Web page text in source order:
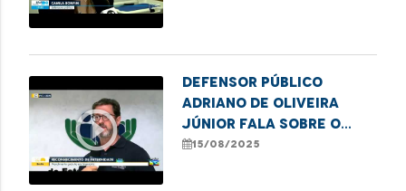
play_circle_outline
Defensor Público
Adriano de Oliveira
Júnior fala sobre o
mutirão Meu Pai Tem
15/08/2025